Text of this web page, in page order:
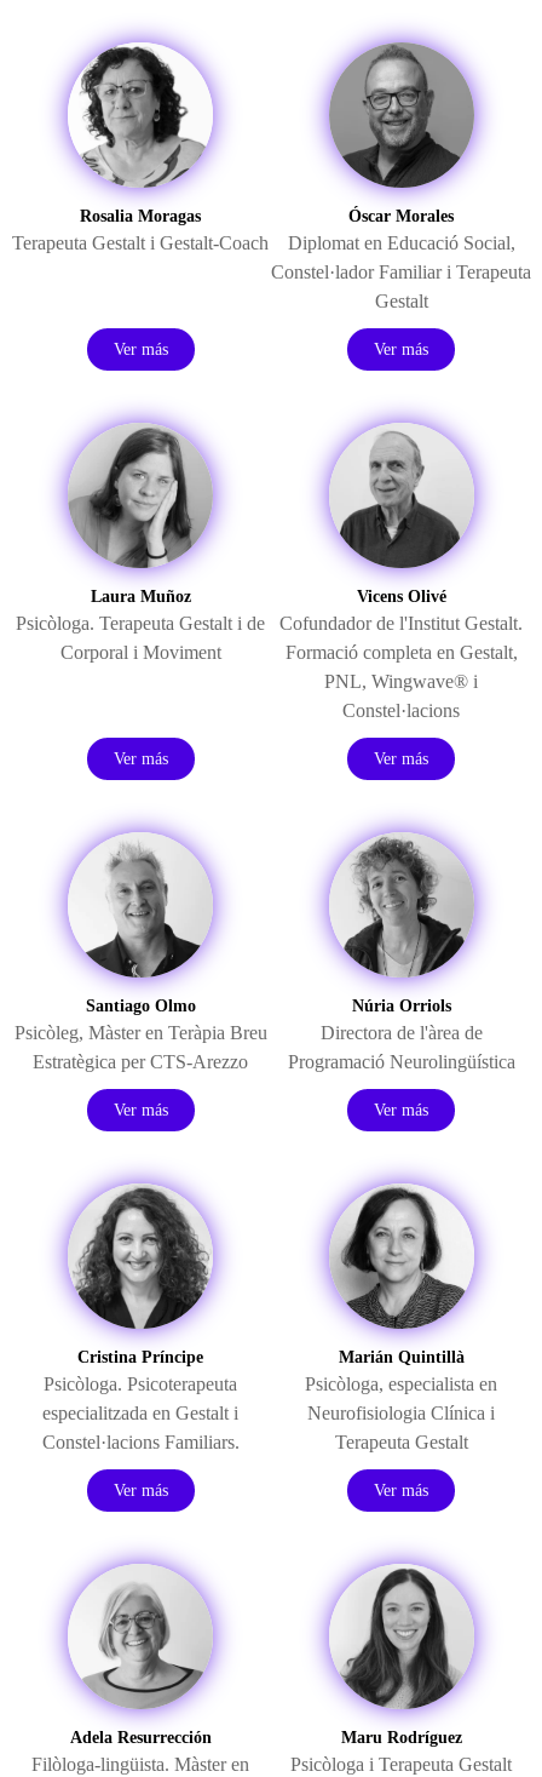
Rosalia Moragas
TerapeutaGestalt iGestalt-Coach
Ver más
Óscar Morales
Diplomat en Educació Social,
Constel·lador Familiar i Terapeuta
Gestalt
Ver más
Laura Muñoz
Psicòloga. Terapeuta Gestalt i de
Corporal i Moviment
Ver más
Vicens Olivé
Cofundador de l'Institut Gestalt.
Formació completa en Gestalt,
PNL, Wingwave® i
Constel·lacions
Ver más
Santiago Olmo
Psicòleg, Màsteren Teràpia Breu
Estratègica per CTS-Arezzo
Ver más
Núria Orriols
Directora de l'àrea de
Programació Neurolingüística
Ver más
Cristina Príncipe
Psicòloga. Psicoterapeuta
especialitzada en Gestalt i
Constel·lacions Familiars.
Ver más
Marián Quintillà
Psicòloga, especialista en
Neurofisiologia Clínica i
Terapeuta Gestalt
Ver más
Adela Resurrección
Filòloga-lingüista. Màster en
Maru Rodríguez
Psicòloga i Terapeuta Gestalt